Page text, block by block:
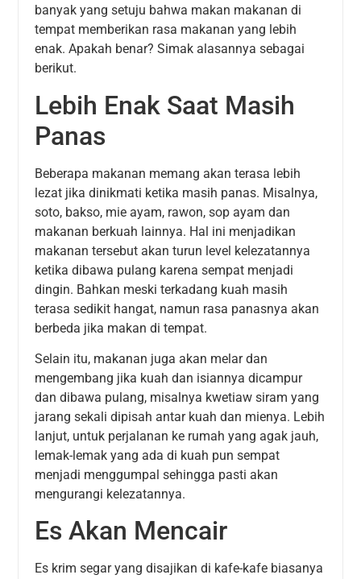
banyak yang setuju bahwa makan makanan di
tempat memberikan rasa makanan yang lebih
enak. Apakah benar? Simak alasannya sebagai
berikut.
Lebih Enak Saat Masih
Panas
Beberapa makanan memang akan terasa lebih
lezat jika dinikmati ketika masih panas. Misalnya,
soto, bakso, mie ayam, rawon, sop ayam dan
makanan berkuah lainnya. Hal ini menjadikan
makanan tersebut akan turun level kelezatannya
ketika dibawa pulang karena sempat menjadi
dingin. Bahkan meski terkadang kuah masih
terasa sedikit hangat, namun rasa panasnya akan
berbeda jika makan di tempat.
Selain itu, makanan juga akan melar dan
mengembang jika kuah dan isiannya dicampur
dan dibawa pulang, misalnya kwetiaw siram yang
jarang sekali dipisah antar kuah dan mienya. Lebih
lanjut, untuk perjalanan ke rumah yang agak jauh,
lemak-lemak yang ada di kuah pun sempat
menjadi menggumpal sehingga pasti akan
mengurangi kelezatannya.
Es Akan Mencair
Es krim segar yang disajikan di kafe-kafe biasanya